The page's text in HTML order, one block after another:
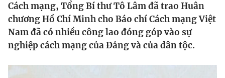
Thế giới
Tin tức
Thế giới đó đây
Câu chuyện quốc tế
Kinh tế
Cách mạng, Tổng Bí thư Tô Lâm đã trao Huân
chương Hồ Chí Minh cho Báo chí Cách mạng Việt
Nam đã có nhiều công lao đóng góp vào sự
nghiệp cách mạng của Đảng và của dân tộc.